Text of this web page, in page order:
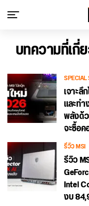
บทความที่เกี่
เจาะลึ
และท
พลังด้
จะซื้อ
รีวิว MSI
รีวิว
Intel
งบ